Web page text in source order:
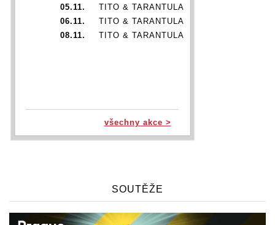
05.11.
TITO & TARANTULA
06.11.
TITO & TARANTULA
08.11.
TITO & TARANTULA
všechny akce >
SOUTĚŽE